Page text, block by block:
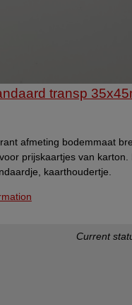
transp
afmeting bodemmaat
prijskaartjes van karton.
kaarthoudertje.
Current